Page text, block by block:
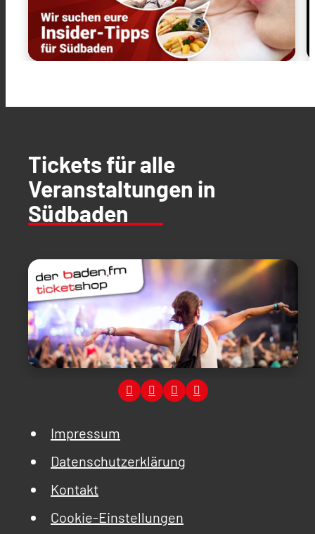
Tickets für alle
Veranstaltungen in
Südbaden
Impressum
Datenschutzerklärung
Kontakt
Cookie-Einstellungen